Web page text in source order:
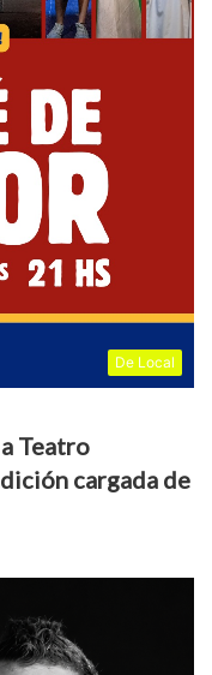
De Local
Teatro
cargada de